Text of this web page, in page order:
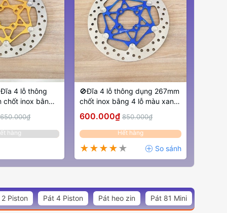
4 lỗ thông
chốt inox bằng
đồng
650.000₫
hàng
🚫Đĩa 4 lỗ thông dụng 267mm
chốt inox bằng 4 lỗ màu xanh
dương
600.000₫ 850.000₫
Hết hàng
2 Piston Pát 4 Piston Pát heo zin Pát 81 Mini